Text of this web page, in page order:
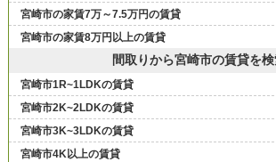
宮崎市の家賃7万～7.5万円の賃貸
宮崎市の家賃8万円以上の賃貸
間取りから宮崎市の賃貸を
宮崎市1R~1LDKの賃貸
宮崎市2K~2LDKの賃貸
宮崎市3K~3LDKの賃貸
宮崎市4K以上の賃貸